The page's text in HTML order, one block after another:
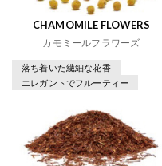
CHAMOMILE FLOWERS
カモミールフラワーズ
落ち着いた繊細な花香
エレガントでフルーティー